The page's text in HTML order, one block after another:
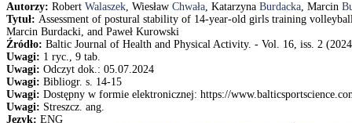
Autorzy: Robert Walaszek, Wiesław Chwała, Katarzyna Burdacka, Marcin
Tytuł: Assessment of postural stability of 14-year-old girls training
Marcin Burdacki, and Paweł Kurowski
Źródło: Baltic Journal of Health and Physical Activity. - Vol. 16, iss. 2
Uwagi: 1 ryc., 9 tab.
Uwagi: Odczyt dok.: 05.07.2024
Uwagi: Bibliogr. s. 14-15
Uwagi: Dostępny w formie elektronicznej: https://
Uwagi: Streszcz. ang.
Język: ENG